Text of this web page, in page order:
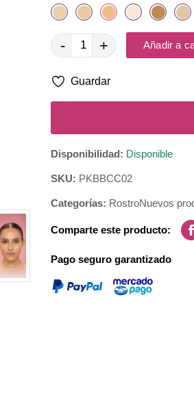
Forma de aplicación:
- + Añadir a
Guardar
Disponibilidad: Disponible
SKU: PKBBCC02
Categorías: RostroNuevos
Comparte este producto:
Pago seguro garantizado